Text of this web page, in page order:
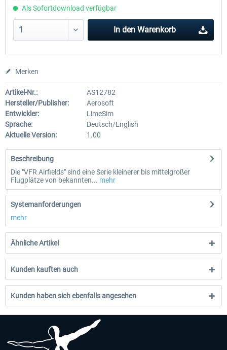
Als Sofortdownload verfügbar
In den Warenkorb
Merken
Artikel-Nr.:
AS12782
Hersteller/Publisher:
Aerosoft
Entwickler:
LimeSim
Sprache:
Deutsch/English
Aktuelle Version:
1.00
Beschreibung
Die "VFR Airfields" sind eine Serie kleinerer bis mittelgroßer
Flugplätze von bekannten... mehr
Systemanforderungen
mehr
Ähnliche Artikel
Kunden kauften auch
Kunden haben sich ebenfalls angesehen